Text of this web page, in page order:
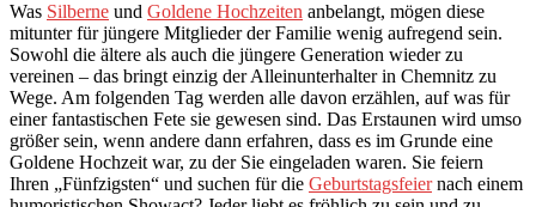
Was Silberne und Goldene Hochzeiten anbelangt, mögen diese
mitunter für jüngere Mitglieder der Familie wenig aufregend sein.
Sowohl die ältere als auch die jüngere Generation wieder zu
vereinen – das bringt einzig der Alleinunterhalter in Chemnitz zu
Wege. Am folgenden Tag werden alle davon erzählen, auf was für
einer fantastischen Fete sie gewesen sind. Das Erstaunen wird umso
größer sein, wenn andere dann erfahren, dass es im Grunde eine
Goldene Hochzeit war, zu der Sie eingeladen waren. Sie feiern
Ihren „Fünfzigsten“ und suchen für die Geburtstagsfeiernach einem